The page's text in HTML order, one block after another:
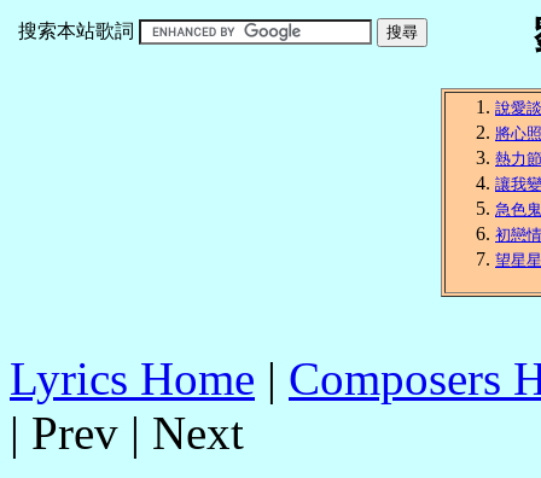
搜索本站歌詞
說愛
將心
熱力
讓我
急色
初戀
望星星
Lyrics Home | Composers
| Prev | Next